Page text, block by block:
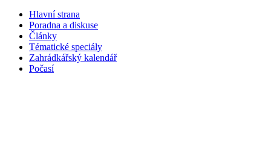
Hlavní strana
Poradna a diskuse
Články
Tématické speciály
Zahrádkářský kalendář
Počasí